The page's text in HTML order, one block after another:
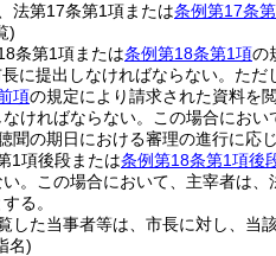
法第17条第1項または条例第17条
)
条第1項または条例第18条第1項の
に提出しなければならない。 ただ
項の規定により請求された資料を
ければならない。
この場合におい
聞の期日における審理の進行に応
1項後段または条例第18条第1項後
。
この場合において、主宰者は
る。
した当事者等は、市長に対し、当
名)